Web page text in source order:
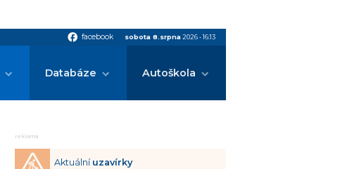
facebook facebook sobota 8.srpna 2026•16:13
Databáze Autoškola
reklama
Aktuální uzavírky